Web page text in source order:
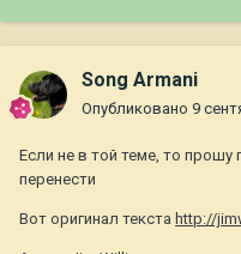
Song Armani
Опубликовано 9
Если не в той теме, то
перенести
Вот оригинал текста http://